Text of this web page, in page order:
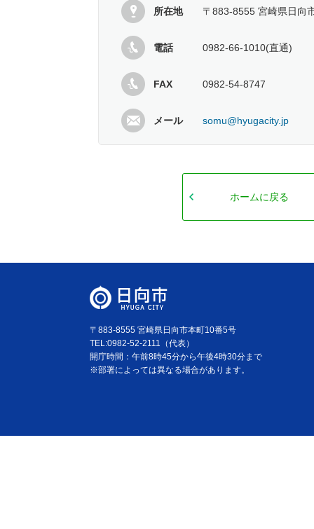
所在地 〒883-8555 宮崎県日向
電話 0982-66-1010(直通)
FAX 0982-54-8747
メール somu@hyugacity.jp
ホームに戻る
〒883-8555 宮崎県日向市本町10番5号
TEL:0982-52-2111（代表）
開庁時間：午前8時45分から午後4時30分まで
※部署によっては異なる場合があります。